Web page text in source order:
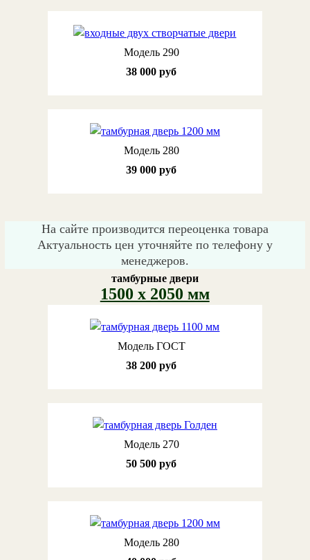
Модель 290
38 000 руб
Модель 280
39 000 руб
На сайте производится переоценка товара
Актуальность цен уточняйте по телефону у
менеджеров.
тамбурные двери
1500 х 2050 мм
Модель ГОСТ
38 200 руб
Модель 270
50 500 руб
Модель 280